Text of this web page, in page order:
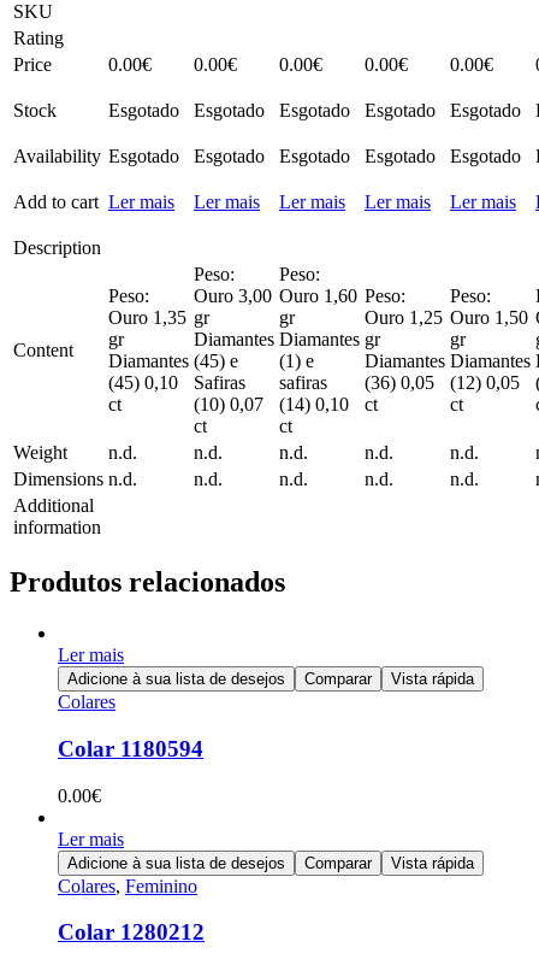
SKU
Rating
Price
0.00€ 0.00€ 0.00€ 0.00€ 0.00€
Stock Esgotado Esgotado Esgotado Esgotado Esgotado
Availability Esgotado Esgotado Esgotado Esgotado Esgotado
Add to cart Ler mais Ler mais Ler mais Ler mais Ler mais
Description
Content
Peso:
Ouro 1,35
gr
Diamantes
(45) 0,10
ct
Peso:
Ouro 3,00
gr
Diamantes
(45) e
Safiras
(10) 0,07
ct
Peso:
Ouro 1,60
gr
Diamantes
(1) e
safiras
(14) 0,10
ct
Peso:
Ouro 1,25
gr
Diamantes
(36) 0,05
ct
Peso:
Ouro 1,50
gr
Diamantes
(12) 0,05
ct
Weight n.d. n.d. n.d. n.d. n.d.
Dimensions n.d. n.d. n.d. n.d. n.d.
Additional
information
Produtos relacionados
Ler mais
Adicione à sua lista de desejos Comparar Vista rápida
Colares
Colar 1180594
0.00€
Ler mais
Adicione à sua lista de desejos Comparar Vista rápida
Colares, Feminino
Colar 1280212